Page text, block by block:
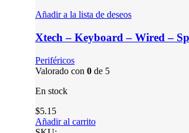
Añadir a la lista de deseos
Xtech – Keyboard – Wired –
Periféricos
Valorado con 0 de 5
En stock
$5.15
Añadir al carrito